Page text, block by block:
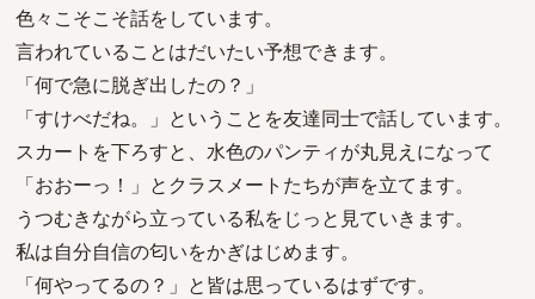
色々こそこそ話をしています。
言われていることはだいたい予想できます。
「何で急に脱ぎ出したの？」
「すけべだね。」ということを友達同士で話しています。
スカートを下ろすと、水色のパンティが丸見えになって
「おおーっ！」とクラスメートたちが声を立てます。
うつむきながら立っている私をじっと見ていきます。
私は自分自信の匂いをかぎはじめます。
「何やってるの？」と皆は思っているはずです。